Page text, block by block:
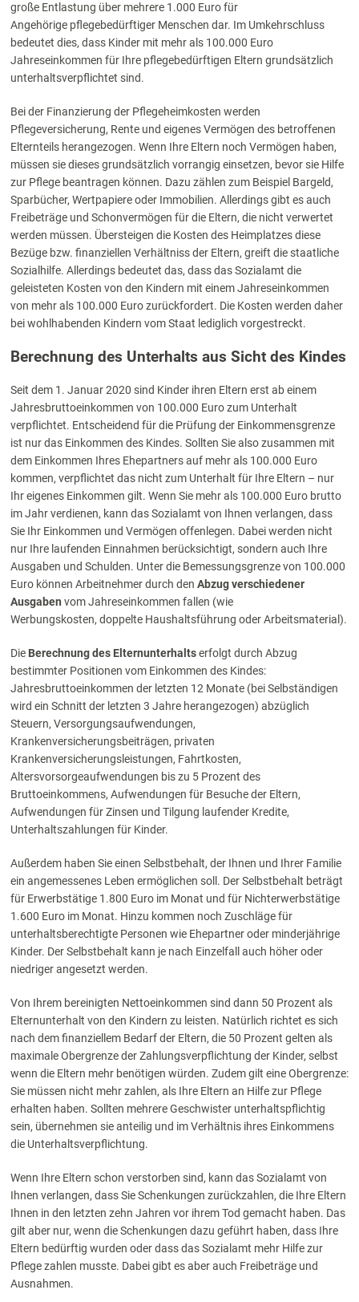
große Entlastung über mehrere 1.000 Euro für
Angehörige pflegebedürftiger Menschen dar. Im Umkehrschluss
bedeutet dies, dass Kinder mit mehr als 100.000 Euro
Jahreseinkommen für Ihre pflegebedürftigen Eltern grundsätzlich
unterhaltsverpflichtet sind.
Bei der Finanzierung der Pflegeheimkosten werden
Pflegeversicherung, Rente und eigenes Vermögen des betroffenen
Elternteils herangezogen. Wenn Ihre Eltern noch Vermögen haben,
müssen sie dieses grundsätzlich vorrangig einsetzen, bevor sie Hilfe
zur Pflege beantragen können. Dazu zählen zum Beispiel Bargeld,
Sparbücher, Wertpapiere oder Immobilien. Allerdings gibt es auch
Freibeträge und Schonvermögen für die Eltern, die nicht verwertet
werden müssen. Übersteigen die Kosten des Heimplatzes diese
Bezüge bzw. finanziellen Verhältniss der Eltern, greift die staatliche
Sozialhilfe. Allerdings bedeutet das, dass das Sozialamt die
geleisteten Kosten von den Kindern mit einem Jahreseinkommen
von mehr als 100.000 Eurozurückfordert. Die Kosten werden daher
bei wohlhabenden Kindern vom Staat lediglich vorgestreckt.
Berechnung des Unterhalts aus Sicht des Kindes
Seit dem 1. Januar 2020 sind Kinder ihren Eltern erst ab einem
Jahresbruttoeinkommen von 100.000 Euro zum Unterhalt
verpflichtet. Entscheidend für die Prüfung der Einkommensgrenze
ist nur das Einkommen des Kindes. Sollten Sie also zusammen mit
dem Einkommen Ihres Ehepartners auf mehr als 100.000 Euro
kommen, verpflichtet das nicht zum Unterhalt für Ihre Eltern – nur
Ihr eigenes Einkommen gilt. Wenn Sie mehr als 100.000 Euro brutto
im Jahr verdienen, kann das Sozialamt von Ihnen verlangen, dass
Sie Ihr Einkommen und Vermögen offenlegen. Dabei werden nicht
nur Ihre laufenden Einnahmen berücksichtigt, sondern auch Ihre
Ausgaben und Schulden. Unter die Bemessungsgrenze von 100.000
Euro können Arbeitnehmer durch den Abzug verschiedener
Ausgaben vom Jahreseinkommen fallen (wie
Werbungskosten, doppelte Haushaltsführung oder Arbeitsmaterial).
Die Berechnung des Elternunterhaltserfolgt durch Abzug
bestimmter Positionen vom Einkommen des Kindes:
Jahresbruttoeinkommen der letzten 12 Monate (bei Selbständigen
wird ein Schnitt der letzten 3 Jahre herangezogen) abzüglich
Steuern, Versorgungsaufwendungen,
Krankenversicherungsbeiträgen, privaten
Krankenversicherungsleistungen, Fahrtkosten,
Altersvorsorgeaufwendungen bis zu 5 Prozent des
Bruttoeinkommens, Aufwendungen für Besuche der Eltern,
Aufwendungen für Zinsen und Tilgung laufender Kredite,
Unterhaltszahlungen für Kinder.
Außerdem haben Sie einen Selbstbehalt, der Ihnen und Ihrer Familie
ein angemessenes Leben ermöglichen soll. Der Selbstbehalt beträgt
für Erwerbstätige 1.800 Euro im Monat und für Nichterwerbstätige
1.600 Euro im Monat. Hinzu kommen noch Zuschläge für
unterhaltsberechtigte Personen wie Ehepartner oder minderjährige
Kinder. Der Selbstbehalt kann je nach Einzelfall auch höher oder
niedriger angesetzt werden.
Von Ihrem bereinigten Nettoeinkommen sind dann 50 Prozent als
Elternunterhalt von den Kindern zu leisten. Natürlich richtet es sich
nach dem finanziellem Bedarf der Eltern, die 50 Prozent gelten als
maximale Obergrenze der Zahlungsverpflichtung der Kinder, selbst
wenn die Eltern mehr benötigen würden. Zudem gilt eine Obergrenze:
Sie müssen nicht mehr zahlen, als Ihre Eltern an Hilfe zur Pflege
erhalten haben. Sollten mehrere Geschwister unterhaltspflichtig
sein, übernehmen sie anteilig und im Verhältnis ihres Einkommens
die Unterhaltsverpflichtung.
Wenn Ihre Eltern schon verstorben sind, kann das Sozialamt von
Ihnen verlangen, dass Sie Schenkungen zurückzahlen, die Ihre Eltern
Ihnen in den letzten zehn Jahren vor ihrem Tod gemacht haben. Das
gilt aber nur, wenn die Schenkungen dazu geführt haben, dass Ihre
Eltern bedürftig wurden oder dass das Sozialamt mehr Hilfe zur
Pflege zahlen musste. Dabei gibt es aber auch Freibeträge und
Ausnahmen.